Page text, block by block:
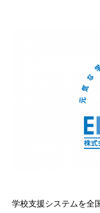
学校支援システムを全